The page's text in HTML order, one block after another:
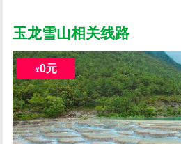
玉龙雪山相关线路
¥0元